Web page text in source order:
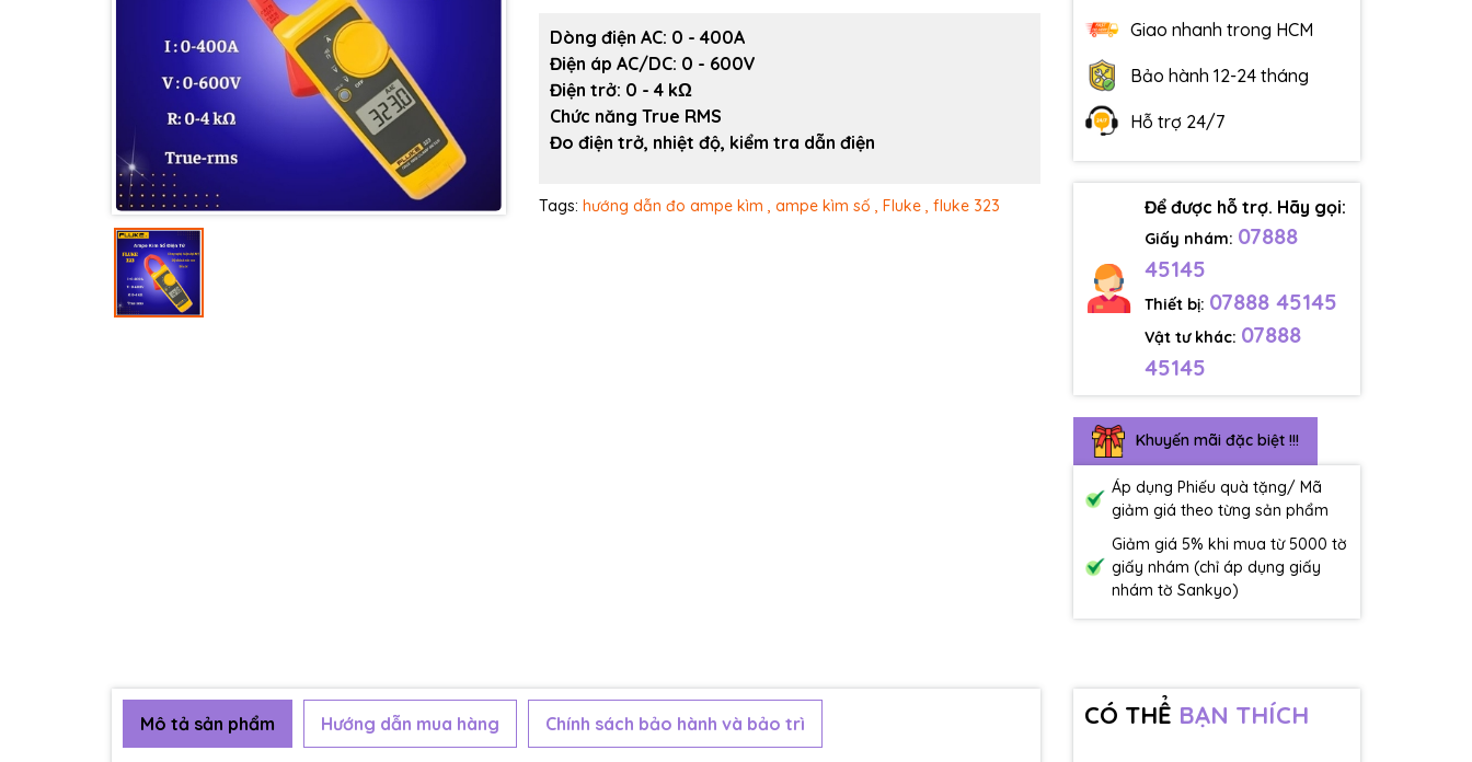
Dòng điện AC: 0 - 400A
Điện áp AC/DC: 0 - 600V
Điện trở: 0 - 4 kΩ
Chức năng True RMS
Đo điện trở, nhiệt độ, kiểm tra dẫn điện
Tags: hướng dẫn đo ampe kìm , ampe kìm số , Fluke , fluke 323
Giao nhanh trong HCM
Bảo hành 12-24 tháng
Hỗ trợ 24/7
Để được hỗ trợ. Hãy gọi:
Giấy nhám: 07888
45145
Thiết bị: 07888 45145
Vật tư khác: 07888
45145
Khuyến mãi đặc biệt !!!
Áp dụng Phiếu quà tặng/ Mã
giảm giá theo từng sản phẩm
Giảm giá 5% khi mua từ 5000 tờ
giấy nhám (chỉ áp dụng giấy
nhám tờ Sankyo)
Điều kiện:
Mô tả sản phẩm Hướng dẫn mua hàng Chính sách bảo hành và bảo trì CÓ THỂ BẠN THÍCH